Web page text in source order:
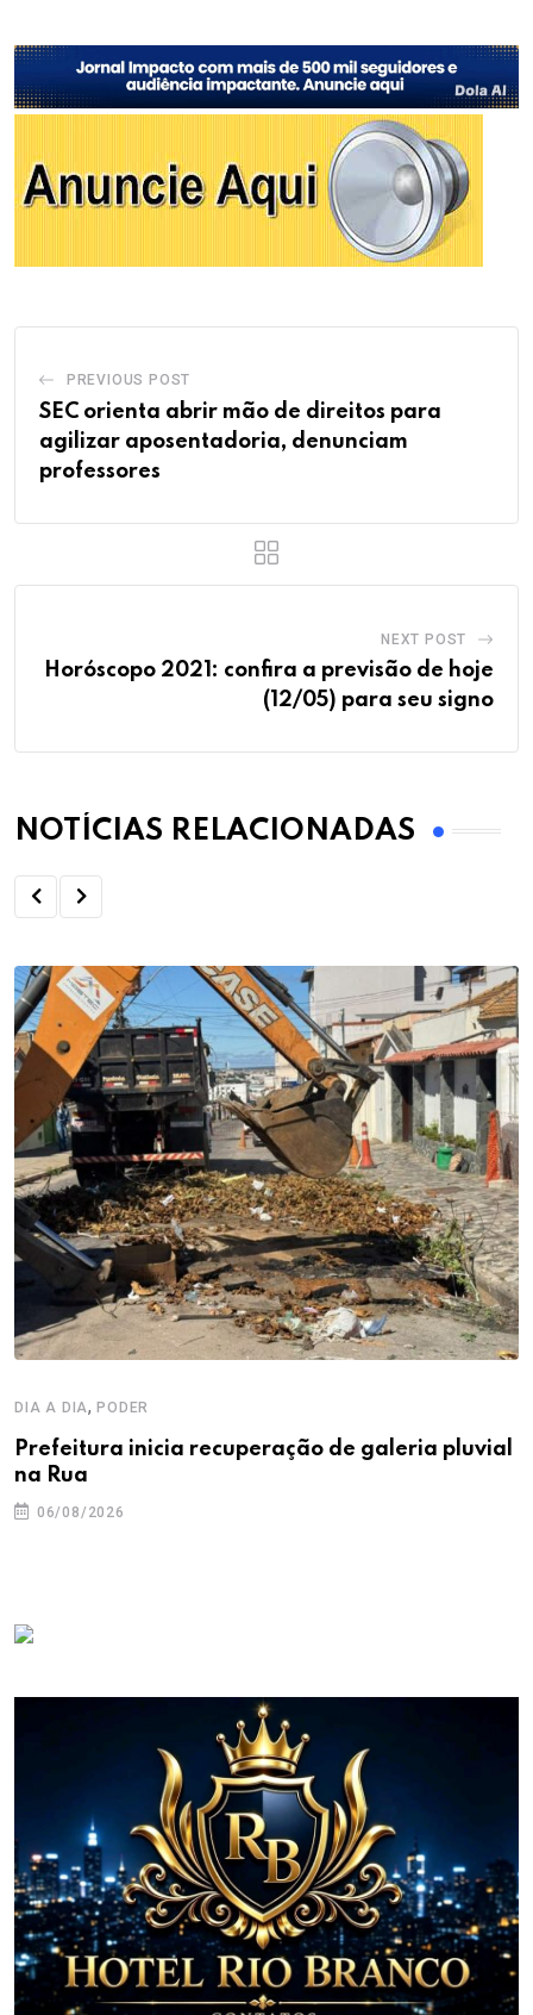
PREVIOUS POST
SEC orienta abrir mão de direitos para
agilizar aposentadoria, denunciam
professores
NEXT POST
Horóscopo 2021: confira a previsão de hoje
(12/05) para seu signo
NOTÍCIAS RELACIONADAS
DIA A DIA,PODER
Prefeitura inicia recuperação de galeria pluvial
na Rua
06/08/2026